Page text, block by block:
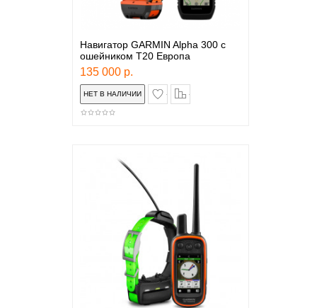
Навигатор GARMIN Alpha 300 с
ошейником T20 Европа
135 000 р.
в закладки